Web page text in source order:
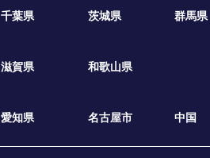
千葉県 茨城県 群馬県
滋賀県 和歌山県
愛知県 名古屋市 中国